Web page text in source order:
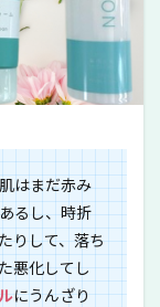
はまだ赤み
るし、時折
りして、落ち
悪化してし
にうんざり